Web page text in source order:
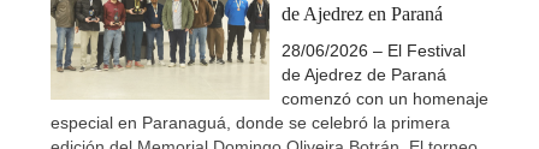
de Ajedrez en Paraná
28/06/2026 – El Festival
de Ajedrez de Paraná
comenzó con un homenaje
especial en Paranaguá, donde se celebró la primera